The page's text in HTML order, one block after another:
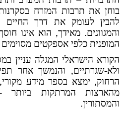
בוחן את תרבות המזרח
להבין לעומק את דרך החיים
והמגוונים. מאידך, הוא אינו
המופנית כלפי אספקטים מסוימים
הקורא הישראלי המגלה עניין
ולא-שגרתיים, והנמשך אחר
הרחוק, ימצא בספר מידע מקורי,
מהארצות המרתקות
והמסתורין.